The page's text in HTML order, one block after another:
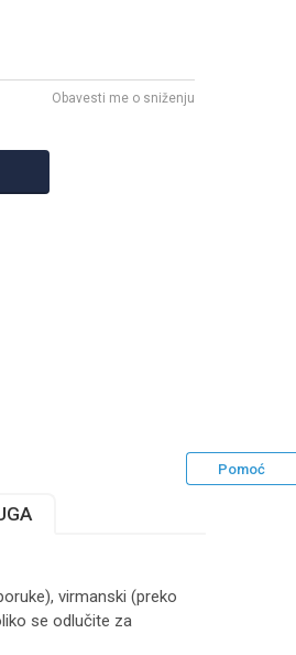
Obavesti me o sniženju
Pomoć
virmanski (preko
se odlučite za